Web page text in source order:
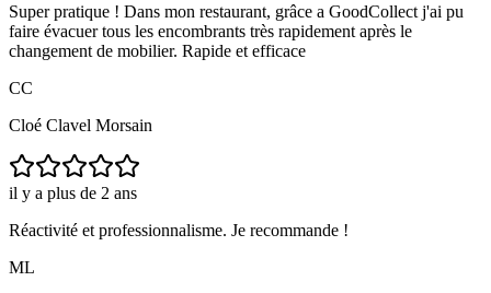
Super pratique ! Dans mon restaurant, grâce a GoodCollect j'ai pu
faire évacuer tous les encombrants très rapidement après le
changement de mobilier. Rapide et efficace
CC
Cloé Clavel Morsain
il y a plus de 2 ans
Réactivité et professionnalisme. Je recommande !
ML